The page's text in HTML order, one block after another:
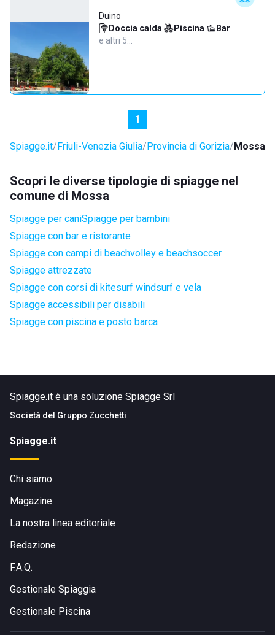
Duino
Doccia calda· Piscina· Bar·
e altri 5…
1
Spiagge.it Friuli-Venezia Giulia Provincia di Gorizia Mossa
Scopri le diverse tipologie di spiagge nel
comune di Mossa
Spiagge per caniSpiagge per bambini
Spiagge con bar e ristorante
Spiagge con campi di beachvolley e beachsoccer
Spiagge attrezzate
Spiagge con corsi di kitesurf windsurf e vela
Spiagge accessibili per disabili
Spiagge con piscina e posto barca
Spiagge.it è una soluzione Spiagge Srl
Società del Gruppo Zucchetti
Spiagge.it
Chi siamo
Magazine
La nostra linea editoriale
Redazione
F.A.Q.
Gestionale Spiaggia
Gestionale Piscina